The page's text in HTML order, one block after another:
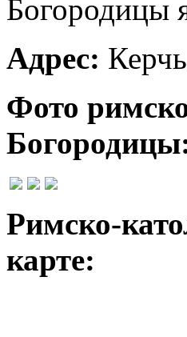
Богородицы
Адрес:
Фото
Римско-
карте: